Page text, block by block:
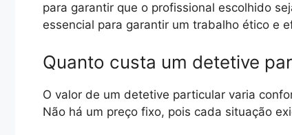
para garantir que o profissional escolhido
essencial para garantir um trabalho ético e
Quanto custa um detetive
O valor de um detetive particular varia
Não há um preço fixo, pois cada situação